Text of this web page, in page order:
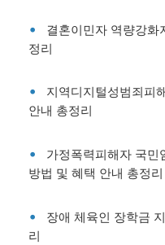
결혼이민자 역량강화
정리
지역디지털성범죄피
안내 총정리
가정폭력피해자 국민
방법 및 혜택 안내 총정리
장애 체육인 장학금
리